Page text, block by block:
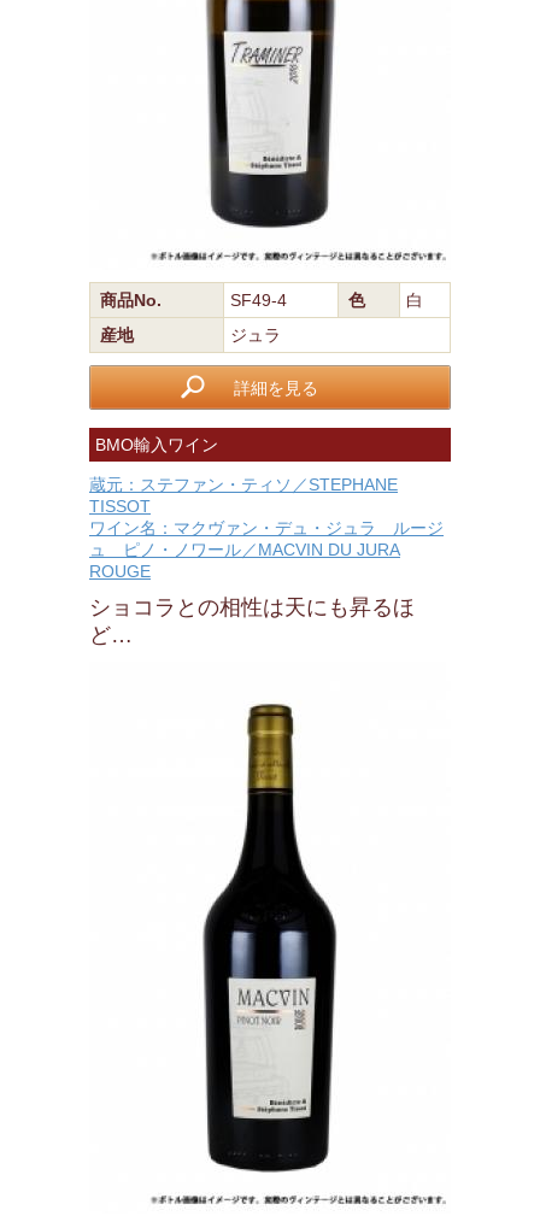
商品No. SF49-4 色
白
産地
ジュラ
詳細を見る
BMO輸入ワイン
蔵元：ステファン・ティソ／STEPHANE
TISSOT
ワイン名：マクヴァン・デュ・ジュラ ルージ
ュ ピノ・ノワール／MACVIN DU JURA
ROUGE
ショコラとの相性は天にも昇るほ
ど…